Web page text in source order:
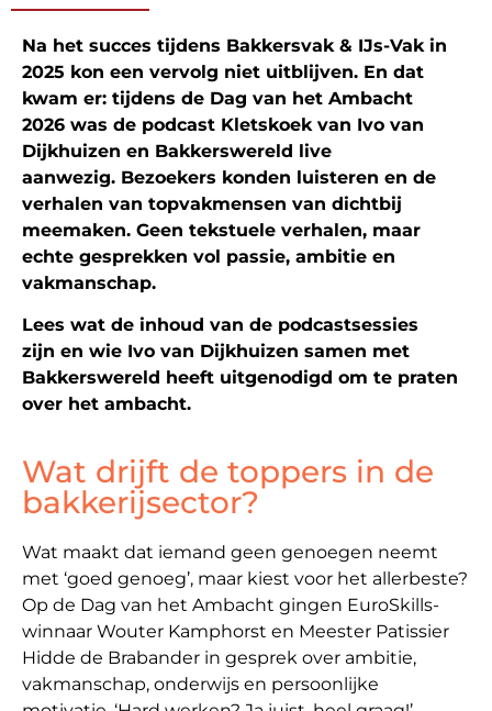
Na het succes tijdens Bakkersvak & IJs-Vak in
2025 kon een vervolg niet uitblijven. En dat
kwam er: tijdens de Dag van het Ambacht
2026 was de podcast Kletskoek van Ivo van
Dijkhuizen en Bakkerswereld live
aanwezig. Bezoekers konden luisteren en de
verhalen van topvakmensen van dichtbij
meemaken. Geen tekstuele verhalen, maar
echte gesprekken vol passie, ambitie en
vakmanschap.
Lees wat de inhoud van de podcastsessies
zijn en wie Ivo van Dijkhuizen samen met
Bakkerswereld heeft uitgenodigd om te praten
over het ambacht.
Wat drijft de toppers in de
bakkerijsector?
Wat maakt dat iemand geen genoegen neemt
met ‘goed genoeg’, maar kiest voor het allerbeste?
Op de Dag van het Ambacht gingen EuroSkills-
winnaar Wouter Kamphorst en Meester Patissier
Hidde de Brabander in gesprek over ambitie,
vakmanschap, onderwijs en persoonlijke